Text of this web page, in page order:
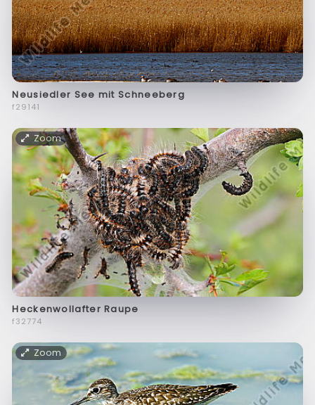
Neusiedler See mit Schneeberg
f29141
Zoom
Heckenwollafter Raupe
f32774
Zoom